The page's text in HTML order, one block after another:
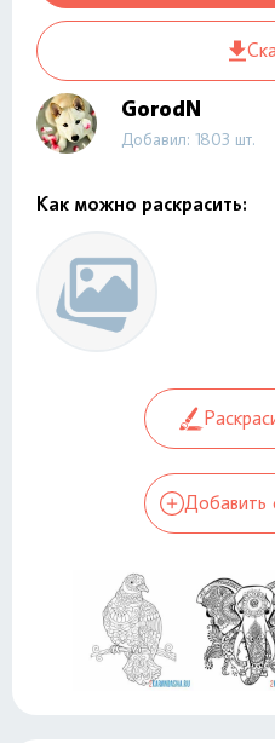
GorodN
Добавил: 1803 шт.
Как можно раскрасить:
Добавить